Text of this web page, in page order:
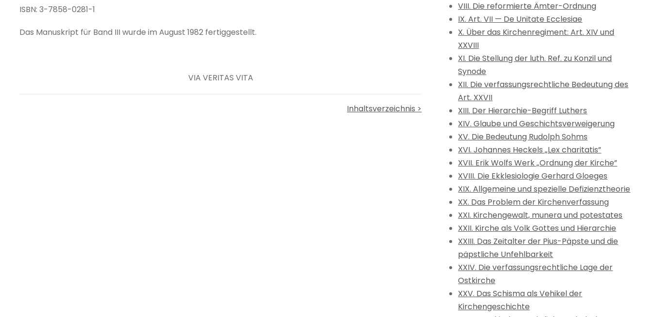
ISBN: 3-7858-0281-1
Das Manuskript für Band III wurde im August 1982 fertiggestellt.
VIA VERITAS VITA
Inhaltsverzeichnis >
VIII. Die reformierte Ämter-Ordnung
IX. Art. VII — De Unitate Ecclesiae
X. Über das Kirchenregiment: Art. XIV und
XXVIII
XI. Die Stellung der luth. Ref. zu Konzil und
Synode
XII. Die verfassungsrechtliche Bedeutung des
Art. XXVII
XIII. Der Hierarchie-Begriff Luthers
XIV. Glaube und Geschichtsverweigerung
XV. Die Bedeutung Rudolph Sohms
XVI. Johannes Heckels „Lex charitatis”
XVII. Erik Wolfs Werk „Ordnung der Kirche”
XVIII. Die Ekklesiologie Gerhard Gloeges
XIX. Allgemeine und spezielle Defizienztheorie
XX. Das Problem der Kirchenverfassung
XXI. Kirchengewalt, munera und potestates
XXII. Kirche als Volk Gottes und Hierarchie
XXIII. Das Zeitalter der Pius-Päpste und die
päpstliche Unfehlbarkeit
XXIV. Die verfassungsrechtliche Lage der
Ostkirche
XXV. Das Schisma als Vehikel der
Kirchengeschichte